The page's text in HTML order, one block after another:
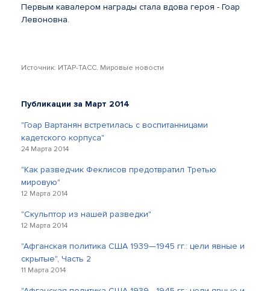
Первым кавалером награды стала вдова героя - Гоар
Левоновна.
Источник: ИТАР-ТАСС. Мировые новости
Публикации за Март 2014
"Гоар Вартанян встретилась с воспитанницами
кадетского корпуса"
24 Марта 2014
"Как разведчик Феклисов предотвратил Третью
мировую"
12 Марта 2014
"Скульптор из нашей разведки"
12 Марта 2014
"Афганская политика США 1939—1945 гг.: цели явные и
скрытые", Часть 2
11 Марта 2014